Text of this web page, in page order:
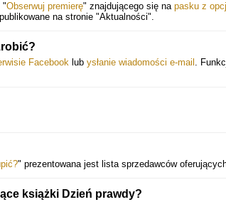
"Obserwuj premierę" znajdującego się na pasku z
na stronie "Aktualności".
Facebook lub ysłanie wiadomości e-mail .
" prezentowana jest lista sprzedawców
książki Dzień prawdy?